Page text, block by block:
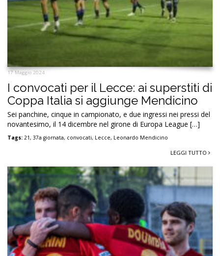
17 Maggio 2024
I convocati per il Lecce: ai superstiti di
Coppa Italia si aggiunge Mendicino
Sei panchine, cinque in campionato, e due ingressi nei pressi del
novantesimo, il 14 dicembre nel girone di Europa League […]
Tags: 21, 37a giornata, convocati, Lecce, Leonardo Mendicino
LEGGI TUTTO